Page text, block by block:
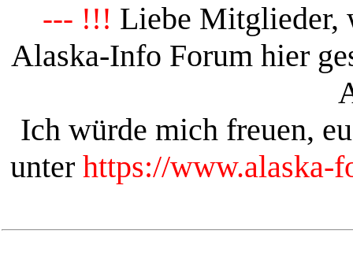
--- !!! Liebe Mitglieder,
Alaska-Info Forum hier
Ich würde mich freuen,
unter https://www.alaska-